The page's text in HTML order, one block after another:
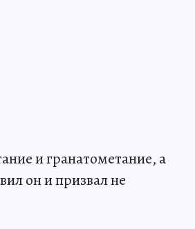
и гранатометание, а
он и призвал не